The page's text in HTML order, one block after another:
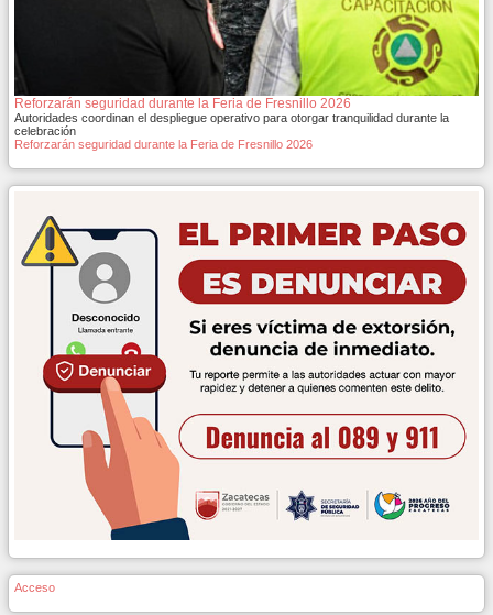
Reforzarán seguridad durante la Feria de Fresnillo 2026
Autoridades coordinan el despliegue operativo para otorgar tranquilidad durante la
celebración
Reforzarán seguridad durante la Feria de Fresnillo 2026
Acceso